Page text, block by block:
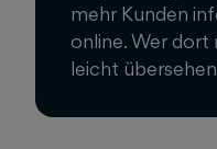
mehr Kunden
online. Wer dort
leicht